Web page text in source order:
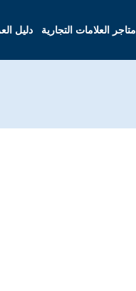
متاجر العلامات التجارية دليل